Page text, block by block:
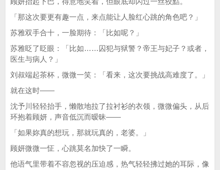
「那这次要更有趣一点，来点能让人脸红心跳的角色吧？」
苏雅双手合十，一脸期待：「比如呢？」
苏雅眨了眨眼：「比如……囚犯与狱警？帝王与妃子？或者，
医生与病人？」
刘叔端起茶杯，微微一笑：「看来，这次要挑战高难度了。」
就在这时——
沈予川轻轻抬手，懒散地拉了拉衬衫的衣领，微微偏头，从后
环抱着顾妍，声音低沉而暧昧——
「如果妳真的想玩，那就玩真的，老婆。」
顾妍微微一怔，心跳莫名加快了一瞬。
他语气里带着不容忽视的压迫感，热气轻轻拂过她的耳际，像